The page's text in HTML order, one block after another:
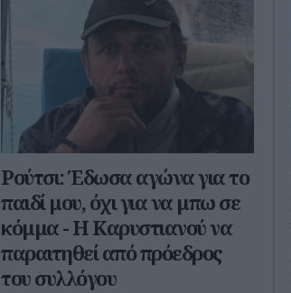
Ρούτσι: Έδωσα αγώνα για το
παιδί μου, όχι για να μπω σε
κόμμα - Η Καρυστιανού να
παραιτηθεί από πρόεδρος
του συλλόγου